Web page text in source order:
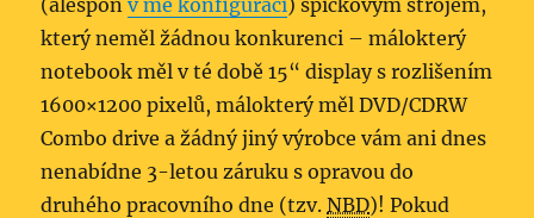
(alespoňv mé konfiguraci) špičkovým strojem,
který neměl žádnou konkurenci – málokterý
notebook měl v té době 15“ display s rozlišením
1600×1200 pixelů, málokterý měl DVD/CDRW
Combo drive a žádný jiný výrobce vám ani dnes
nenabídne 3-letou záruku s opravou do
druhého pracovního dne (tzv.NBD)! Pokud